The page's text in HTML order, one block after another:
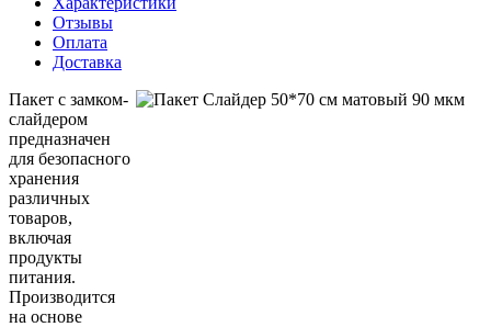
Отзывы
Оплата
Доставка
Пакет с замком-
слайдером
предназначен
для безопасного
хранения
различных
товаров,
включая
продукты
питания.
Производится
на основе